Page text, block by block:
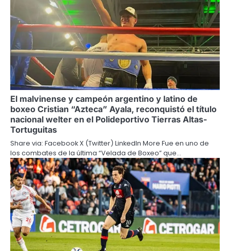
El malvinense y campeón argentino y latino de
boxeo Cristian “Azteca” Ayala, reconquistó el título
nacional welter en el Polideportivo Tierras Altas-
Tortuguitas
Share via: Facebook X (Twitter) LinkedIn More Fue en uno de
los combates de la última “Velada de Boxeo” que…